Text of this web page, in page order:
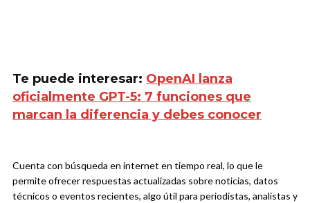
Te puede interesar: OpenAI lanza
oficialmente GPT-5: 7 funciones que
marcan la diferencia y debes conocer
Cuenta con búsqueda en internet en tiempo real, lo que le
permite ofrecer respuestas actualizadas sobre noticias, datos
técnicos o eventos recientes, algo útil para periodistas, analistas y